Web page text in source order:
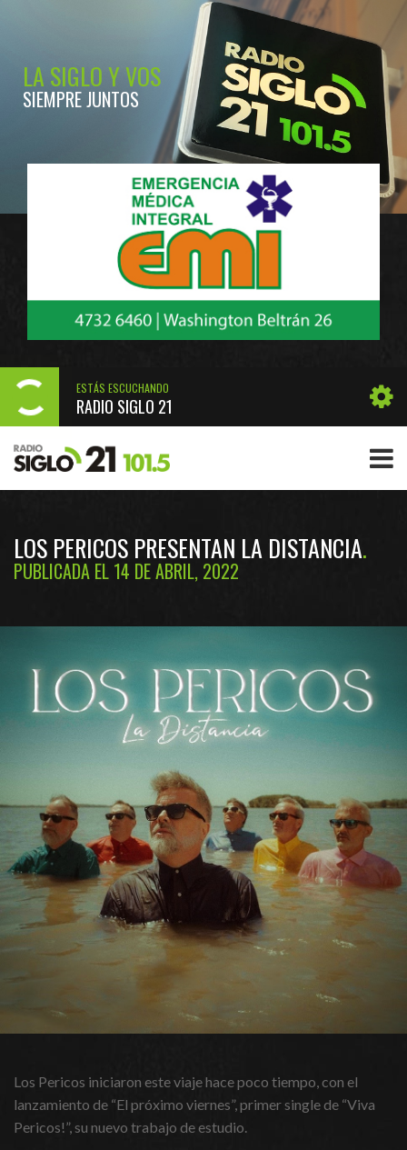
LA SIGLO Y VOS
SIEMPRE JUNTOS
ESTÁS ESCUCHANDO
RADIO SIGLO 21
LOS PERICOS PRESENTAN LA DISTANCIA
PUBLICADA EL 14 DE ABRIL, 2022
Los Pericos iniciaron este viaje hace poco tiempo, con el
lanzamiento de “El próximo viernes”, primer single de “Viva
Pericos!”, su nuevo trabajo de estudio.